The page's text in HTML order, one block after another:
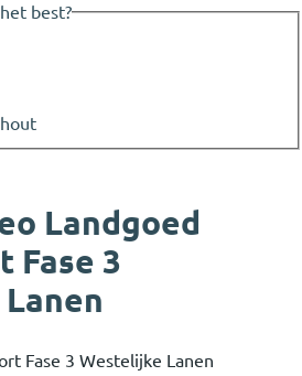
best?
Landgoed
Fase 3